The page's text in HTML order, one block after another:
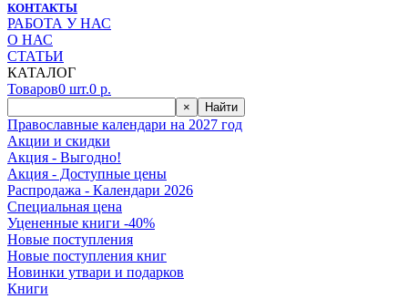
КОНТАКТЫ
РАБОТА У НАС
О НАС
СТАТЬИ
КАТАЛОГ
Товаров0 шт.0 р.
× Найти
Православные календари на 2027 год
Акции и скидки
Акция - Выгодно!
Акция - Доступные цены
Распродажа - Календари 2026
Специальная цена
Уцененные книги -40%
Новые поступления
Новые поступления книг
Новинки утвари и подарков
Книги